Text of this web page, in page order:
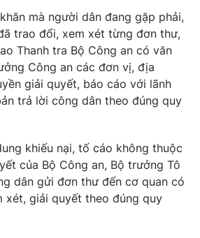
Podcast
Infographic
Shorts video
mà người dân đang gặp phải,
trao đổi, xem xét từng đơn thư,
Thanh tra Bộ Công an có văn
Công an các đơn vị, địa
giải quyết, báo cáo với lãnh
trả lời công dân theo đúng quy
khiếu nại, tố cáo không thuộc
của Bộ Công an, Bộ trưởng Tô
dân gửi đơn thư đến cơ quan có
xét, giải quyết theo đúng quy